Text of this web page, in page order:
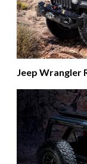
Jeep Wrangler